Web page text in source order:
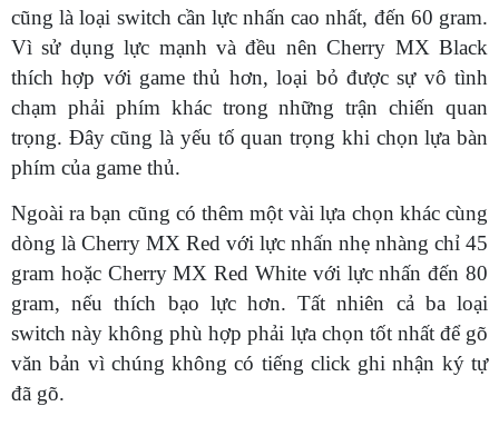
cũng là loại switch cần lực nhấn cao nhất, đến 60 gram.
Vì sử dụng lực mạnh và đều nên Cherry MX Black
thích hợp với game thủ hơn, loại bỏ được sự vô tình
chạm phải phím khác trong những trận chiến quan
trọng. Đây cũng là yếu tố quan trọng khi chọn lựa bàn
phím của game thủ.
Ngoài ra bạn cũng có thêm một vài lựa chọn khác cùng
dòng là Cherry MX Red với lực nhấn nhẹ nhàng chỉ 45
gram hoặc Cherry MX Red White với lực nhấn đến 80
gram, nếu thích bạo lực hơn. Tất nhiên cả ba loại
switch này không phù hợp phải lựa chọn tốt nhất để gõ
văn bản vì chúng không có tiếng click ghi nhận ký tự
đã gõ.